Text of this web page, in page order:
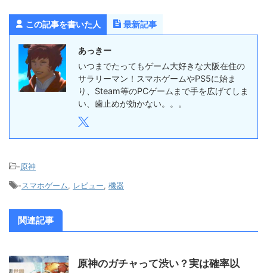
この記事を書いた人 最新記事
あっきー
いつまでたってもゲーム大好きな大阪在住の
サラリーマン！スマホゲームやPS5に始ま
り、Steam等のPCゲームまで手を広げてしま
い、歯止めが効かない。。。
-原神
-スマホゲーム レビュー 機器
関連記事
原神のガチャって渋い？実は確率以